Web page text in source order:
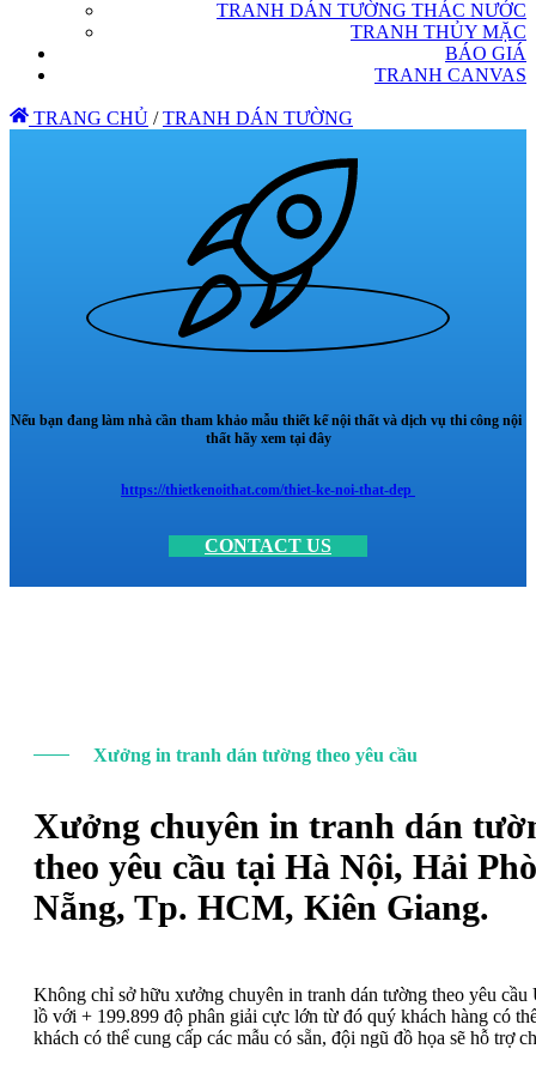
TRANH DÁN TƯỜNG THÁC NƯỚC
TRANH THỦY MẶC
BÁO GIÁ
TRANH CANVAS
TRANG CHỦ / TRANH DÁN TƯỜNG
Nếu bạn đang làm nhà cần tham khảo mẫu thiết kế nội thất và dịch vụ thi công nội
thất hãy xem tại đây
https://thietkenoithat.com/thiet-ke-noi-that-dep
CONTACT US
Xưởng in tranh dán tường theo yêu cầu
Xưởng chuyên in tranh dán
theo yêu cầu tại Hà Nội, Hải
Nẵng, Tp. HCM, Kiên Giang.
Không chỉ sở hữu xưởng chuyên in tranh dán tường theo yêu
lồ với + 199.899 độ phân giải cực lớn từ đó quý khách hàng có
khách có thể cung cấp các mẫu có sẵn, đội ngũ đồ họa sẽ hỗ trợ